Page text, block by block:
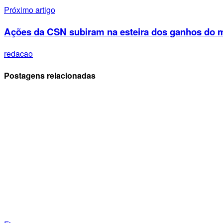
Próximo artigo
Ações da CSN subiram na esteira dos ganhos do
redacao
Postagens relacionadas